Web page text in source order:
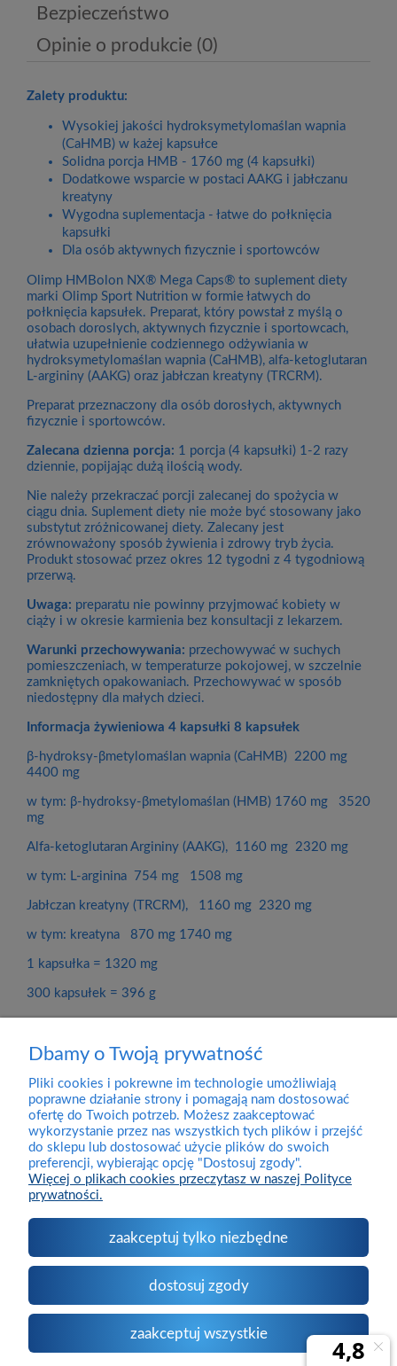
Bezpieczeństwo
Opinie o produkcie (0)
Zalety produktu:
Wysokiej jakości hydroksymetylomaślan wapnia
(CaHMB) w każej kapsułce
Solidna porcja HMB - 1760 mg (4 kapsułki)
Dodatkowe wsparcie w postaci AAKG i jabłczanu
kreatyny
Wygodna suplementacja - łatwe do połknięcia
kapsułki
Dla osób aktywnych fizycznie i sportowców
Olimp HMBolon NX® Mega Caps® to suplement diety
marki Olimp Sport Nutrition w formie łatwych do
połknięcia kapsułek. Preparat, który powstał z myślą o
osobach doroslych, aktywnych fizycznie i sportowcach,
ułatwia uzupełnienie codziennego odżywiania w
hydroksymetylomaślan wapnia (CaHMB), alfa-ketoglutaran
L-argininy (AAKG) oraz jabłczan kreatyny (TRCRM).
Preparat przeznaczony dla osób dorosłych, aktywnych
fizycznie i sportowców.
Zalecana dzienna porcja: 1 porcja (4 kapsułki) 1-2 razy
dziennie, popijając dużą ilością wody.
Nie należy przekraczać porcji zalecanej do spożycia w
ciągu dnia. Suplement diety nie może być stosowany jako
substytut zróżnicowanej diety. Zalecany jest
zrównoważony sposób żywienia i zdrowy tryb życia.
Produkt stosować przez okres 12 tygodni z 4 tygodniową
przerwą.
Uwaga: preparatu nie powinny przyjmować kobiety w
ciąży i w okresie karmienia bez konsultacji z lekarzem.
Warunki przechowywania: przechowywać w suchych
pomieszczeniach, w temperaturze pokojowej, w szczelnie
zamkniętych opakowaniach. Przechowywać w sposób
niedostępny dla małych dzieci.
Informacja żywieniowa 4 kapsułki 8 kapsułek
β-hydroksy-βmetylomaślan wapnia (CaHMB) 2200 mg
4400 mg
w tym: β-hydroksy-βmetylomaślan (HMB) 1760 mg 3520
mg
Alfa-ketoglutaran Argininy (AAKG), 1160 mg 2320 mg
w tym: L-arginina 754 mg 1508 mg
Jabłczan kreatyny (TRCRM), 1160 mg 2320 mg
w tym: kreatyna 870 mg 1740 mg
1 kapsułka = 1320 mg
300 kapsułek = 396 g
Dostawa
Pomoc
O firmie
Kontakt
Dbamy o Twoją prywatność
Pliki cookies i pokrewne im technologie umożliwiają
poprawne działanie strony i pomagają nam dostosować
ofertę do Twoich potrzeb. Możesz zaakceptować
wykorzystanie przez nas wszystkich tych plików i przejść
do sklepu lub dostosować użycie plików do swoich
preferencji, wybierając opcję "Dostosuj zgody".
Więcej o plikach cookies przeczytasz w naszej Polityce
prywatności.
zaakceptuj tylko niezbędne
dostosuj zgody
zaakceptuj wszystkie